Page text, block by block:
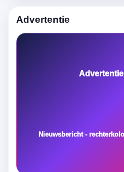
Advertentie
Nieuwsbericht -